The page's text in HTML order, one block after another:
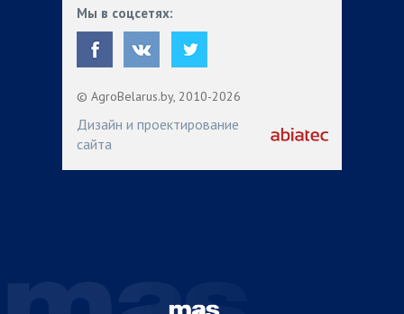
Мы в соцсетях:
© AgroBelarus.by, 2010-2026
Дизайн и проектирование
сайта